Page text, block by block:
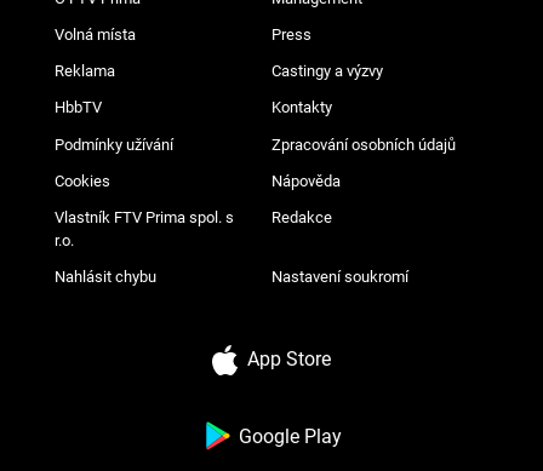
Volná místa Press
Reklama Castingy a výzvy
HbbTV Kontakty
Podmínky užívání Zpracování osobních údajů
Cookies Nápověda
Vlastník FTV Prima spol. s
r.o.
Redakce
Nahlásit chybu Nastavení soukromí
App Store
Google Play